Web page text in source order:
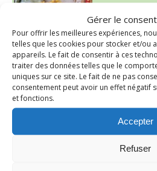
Gérer le
Pour offrir les meilleures expériences,
telles que les cookies pour stocker et/ou
appareils. Le fait de consentir à ces
traiter des données telles que le
uniques sur ce site. Le fait de ne pas
consentement peut avoir un effet négatif
et fonctions.
Accepter
Refuser
~ FINANCIERS MYRTILLES ET CITRON ~
Aujourd'hu